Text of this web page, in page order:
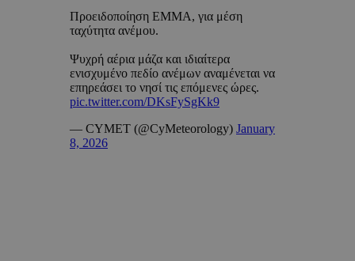
Προειδοποίηση ΕΜΜΑ, για μέση
ταχύτητα ανέμου.
Ψυχρή αέρια μάζα και ιδιαίτερα
ενισχυμένο πεδίο ανέμων αναμένεται να
επηρεάσει το νησί τις επόμενες ώρες.
pic.twitter.com/DKsFySgKk9
— CYMET (@CyMeteorology) January
8, 2026